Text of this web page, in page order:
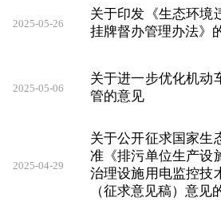
2025-05-26
关于印发《生态环境
挂牌督办管理办法》
2025-05-06
关于进一步优化机动
管的意见
2025-04-29
关于公开征求国家生
准《排污单位生产设
治理设施用电监控技
（征求意见稿）意见